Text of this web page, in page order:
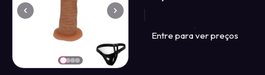
Entre para ver preços